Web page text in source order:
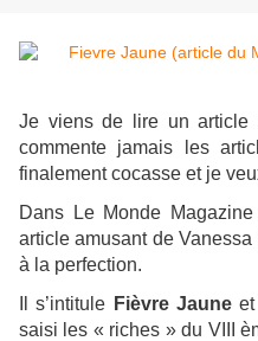
Je viens de lire un article
commente jamais les
finalement cocasse et je
Dans Le Monde
article amusant de
à la perfection.
Il s’intitule Fièvre Jauneet
saisi les « riches » du VIII